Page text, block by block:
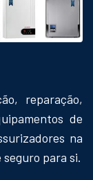
reparação,
de
na
para si.